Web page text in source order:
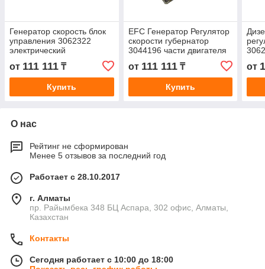
Генератор скорость блок
управления 3062322
электрический
губернатора для
дизельных двигателей
от 111 111 ₸
Купить
EFC Генератор Регулятор
скорости губернатор
3044196 части двигателя
от 111 111₸
Купить
от
О нас
Рейтинг не сформирован
Менее 5 отзывов за последний год
Работает с 28.10.2017
г. Алматы
пр. Райымбека 348 БЦ Аспара, 302 офис, Алматы,
Казахстан
Контакты
Сегодня работает с 10:00 до 18:00